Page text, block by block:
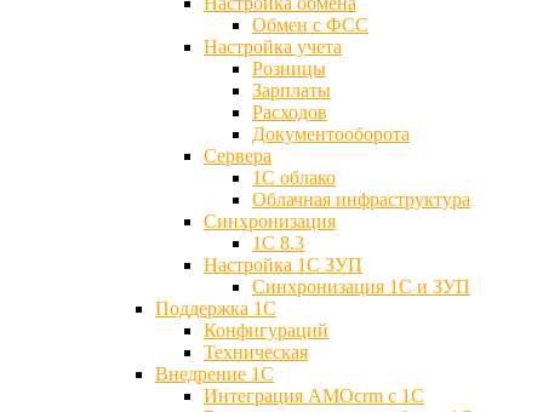
Обмен с ФСС
Настройка учета
Розницы
Зарплаты
Расходов
Документооборота
Сервера
1С облако
Облачная инфраструктура
Синхронизация
1С 8.3
Настройка 1С ЗУП
Синхронизация 1С и ЗУП
Поддержка 1С
Конфигураций
Техническая
Внедрение 1С
Интеграция AMOcrm с 1C